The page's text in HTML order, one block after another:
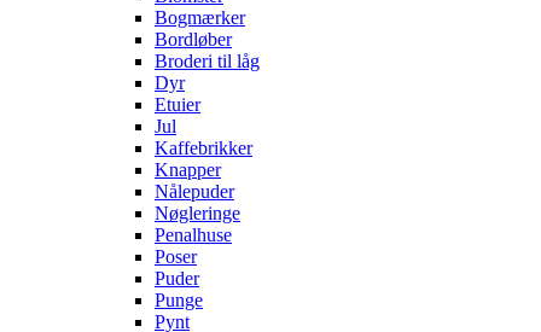
Bogmærker
Bordløber
Broderi til låg
Dyr
Etuier
Jul
Kaffebrikker
Knapper
Nålepuder
Nøgleringe
Penalhuse
Poser
Puder
Punge
Pynt